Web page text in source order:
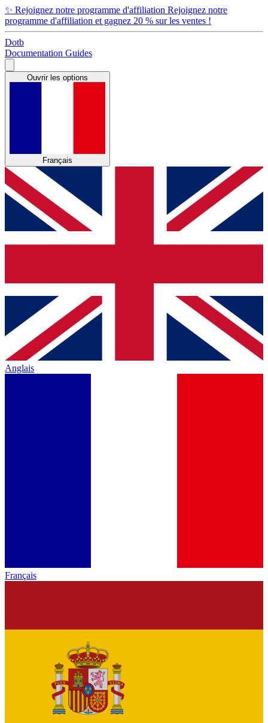
✨ Rejoignez notre programme d'affiliation Rejoignez notre
programme d'affiliation et gagnez 20 % sur les ventes !
Dotb
Documentation Guides
Ouvrir les options
Français
Anglais
Français